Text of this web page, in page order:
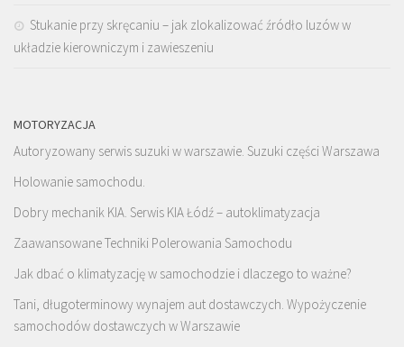
Stukanie przy skręcaniu – jak zlokalizować źródło luzów w
układzie kierowniczym i zawieszeniu
MOTORYZACJA
Autoryzowany serwis suzuki w warszawie. Suzuki części Warszawa
Holowanie samochodu.
Dobry mechanik KIA. Serwis KIA Łódź – autoklimatyzacja
Zaawansowane Techniki Polerowania Samochodu
Jak dbać o klimatyzację w samochodzie i dlaczego to ważne?
Tani, długoterminowy wynajem aut dostawczych. Wypożyczenie
samochodów dostawczych w Warszawie